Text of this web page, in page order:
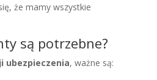
że mamy wszystkie
są potrzebne?
ubezpieczenia, ważne są: